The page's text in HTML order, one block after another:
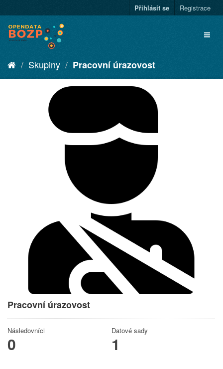
Přihlásit se Registrace
Skupiny Pracovní úrazovost
Pracovní úrazovost
Následovníci
0
Datové sady
1